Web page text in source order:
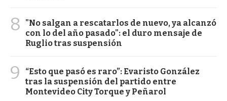
8
"No salgan a rescatarlos de nuevo, ya alcanzó
con lo del año pasado": el duro mensaje de
Ruglio tras suspensión
9
“Esto que pasó es raro”: Evaristo González
tras la suspensión del partido entre
Montevideo City Torque y Peñarol